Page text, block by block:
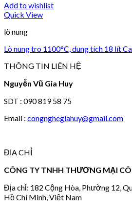
Add to wishlist
Quick View
lò nung
Lò nung tro 1100°C, dung tích 18 lít
THÔNG TIN LIÊN HỆ
Nguyễn Vũ Gia Huy
SDT : 090 819 58 75
Email : congnghegiahuy@gmail.com
ĐỊA CHỈ
CÔNG TY TNHH THƯƠNG MẠI
Địa chỉ: 182 Cộng Hòa, Phường 12,
Hồ Chí Minh, Việt Nam